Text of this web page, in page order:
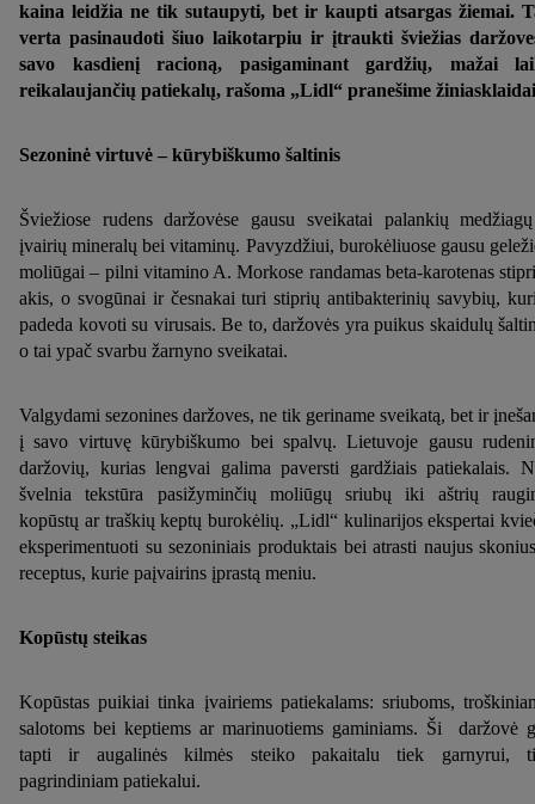
kaina leidžia ne tik sutaupyti, bet ir kaupti atsargas žiemai.
verta pasinaudoti šiuo laikotarpiu ir įtraukti šviežias
savo kasdienį racioną, pasigaminant gardžių, mažai
reikalaujančių patiekalų, rašoma „Lidl“ pranešime
Sezoninė virtuvė – kūrybiškumo šaltinis
Šviežiose rudens daržovėse gausu sveikatai palankių
įvairių mineralų bei vitaminų. Pavyzdžiui, burokėliuose gausu
moliūgai – pilni vitamino A. Morkose randamas beta-karotenas
akis, o svogūnai ir česnakai turi stiprių antibakterinių savybių,
padeda kovoti su virusais. Be to, daržovės yra puikus skaidulų
o tai ypač svarbu žarnyno sveikatai.
Valgydami sezonines daržoves, ne tik geriname sveikatą, bet ir
į savo virtuvę kūrybiškumo bei spalvų. Lietuvoje gausu
daržovių, kurias lengvai galima paversti gardžiais patiekalais.
švelnia tekstūra pasižyminčių moliūgų sriubų iki aštrių
kopūstų ar traškių keptų burokėlių. „Lidl“ kulinarijos ekspertai
eksperimentuoti su sezoniniais produktais bei atrasti naujus
receptus, kurie paįvairins įprastą meniu.
Kopūstų steikas
Kopūstas puikiai tinka įvairiems patiekalams: sriuboms,
salotoms bei keptiems ar marinuotiems gaminiams. Ši daržovė
tapti ir augalinės kilmės steiko pakaitalu tiek garnyrui,
pagrindiniam patiekalui.